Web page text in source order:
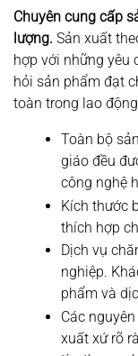
Chuyên cung cấp
lượng. Sản xuất
hợp với những yêu
hỏi sản phẩm đạt
toàn trong lao
Toàn bộ
giáo đều
công nghệ
Kích thước
thích hợp
Dịch vụ
nghiệp.
phẩm và
Các
xuất xứ rõ